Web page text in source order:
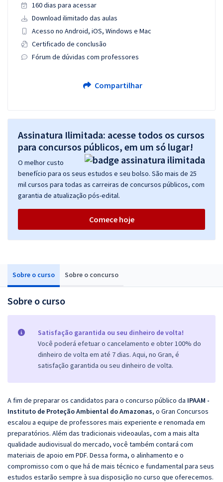
Sobre o curso Sobre o concurso
Sobre o curso
Satisfação garantida ou seu dinheiro de volta!
Você poderá efetuar o cancelamento e obter 100% do
dinheiro de volta em até 7 dias. Aqui, no Gran, é
satisfação garantida ou seu dinheiro de volta.
A fim de preparar os candidatos para o concurso público da IPAAM -
Instituto de Proteção Ambiental do Amazonas, o Gran Concursos
escalou a equipe de professores mais experiente e renomada em
preparatórios. Além das tradicionais videoaulas, com a mais alta
qualidade audiovisual do mercado, você também contará com
materiais de apoio em PDF. Dessa forma, o alinhamento e o
compromisso com o que há de mais técnico e fundamental para seus
estudos estarão sempre à sua disposição no curso que oferecemos.
160 dias para acessar
Download ilimitado das aulas
Acesso no Android, iOS, Windows e Mac
Certificado de conclusão
Fórum de dúvidas com professores
Compartilhar
Assinatura Ilimitada: acesse todos os cursos
para concursos públicos, em um só lugar!
O melhor custo
benefício para os seus estudos e seu bolso. São mais de 25
mil cursos para todas as carreiras de concursos públicos, com
garantia de atualização pós-edital.
Comece hoje